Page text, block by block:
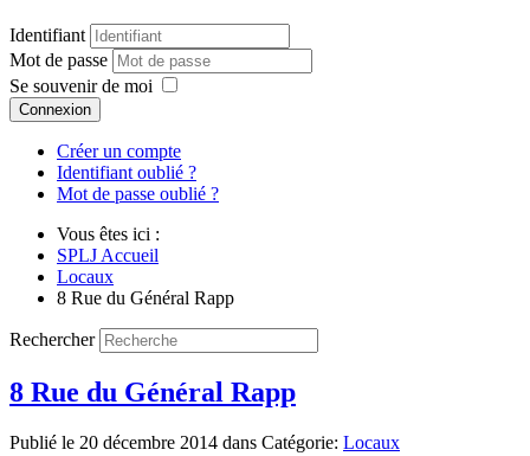
Identifiant
Mot de passe
Se souvenir de moi
Connexion
Créer un compte
Identifiant oublié ?
Mot de passe oublié ?
Vous êtes ici :
SPLJ Accueil
Locaux
8 Rue du Général Rapp
Rechercher
8 Rue du Général Rapp
Publié le 20 décembre 2014 dans Catégorie: Locaux